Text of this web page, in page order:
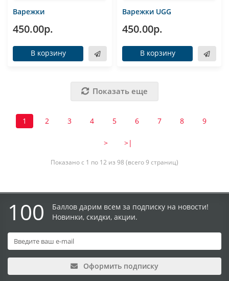
Варежки
450.00р.
В корзину
Варежки UGG
450.00р.
В корзину
Показать еще
1 2 3 4 5 6 7 8 9
> >|
Показано с 1 по 12 из 98 (всего 9 страниц)
100
Баллов дарим всем за подписку на новости!
Новинки, скидки, акции.
Оформить подписку